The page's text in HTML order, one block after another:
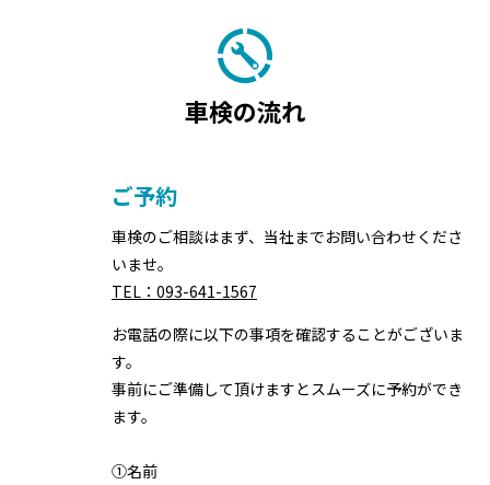
車検の流れ
ご予約
車検のご相談はまず、当社までお問い合わせくださ
いませ。
TEL：093-641-1567
お電話の際に以下の事項を確認することがございま
す。
事前にご準備して頂けますとスムーズに予約ができ
ます。
①名前